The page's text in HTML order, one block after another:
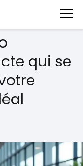
qui se